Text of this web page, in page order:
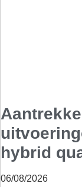
hybrid
06/08/2026